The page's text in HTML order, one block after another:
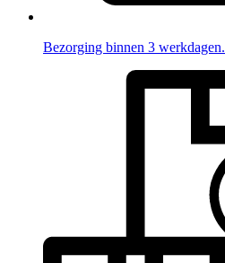
Bezorging binnen 3 werkdagen.